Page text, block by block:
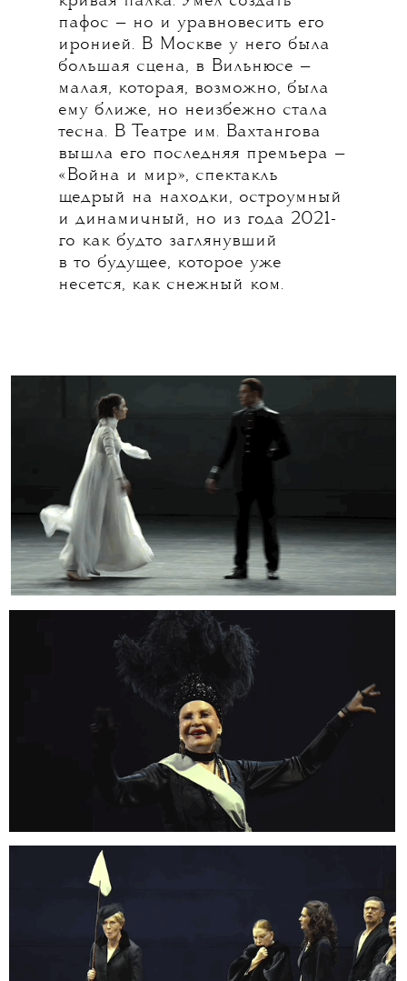
пафос — но и уравновесить его
иронией. В Москве у него была
большая сцена, в Вильнюсе —
малая, которая, возможно, была
ему ближе, но неизбежно стала
тесна. В Театре им. Вахтангова
вышла его последняя премьера —
«Война и мир», спектакль
щедрый на находки, остроумный
и динамичный, но из года 2021-
го как будто заглянувший
в то будущее, которое уже
несется, как снежный ком.